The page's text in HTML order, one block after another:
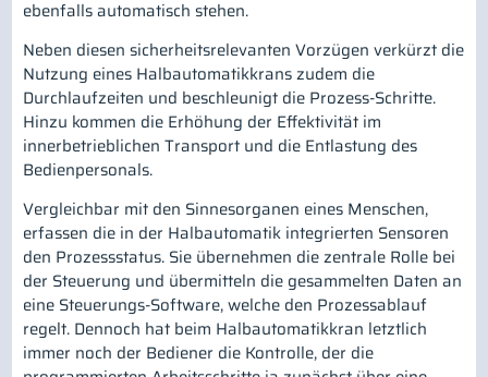
ebenfalls automatisch stehen.
Neben diesen sicherheitsrelevanten Vorzügen verkürzt die
Nutzung eines Halbautomatikkrans zudem die
Durchlaufzeiten und beschleunigt die Prozess-Schritte.
Hinzu kommen die Erhöhung der Effektivität im
innerbetrieblichen Transport und die Entlastung des
Bedienpersonals.
Vergleichbar mit den Sinnesorganen eines Menschen,
erfassen die in der Halbautomatik integrierten Sensoren
den Prozessstatus. Sie übernehmen die zentrale Rolle bei
der Steuerung und übermitteln die gesammelten Daten an
eine Steuerungs-Software, welche den Prozessablauf
regelt. Dennoch hat beim Halbautomatikkran letztlich
immer noch der Bediener die Kontrolle, der die